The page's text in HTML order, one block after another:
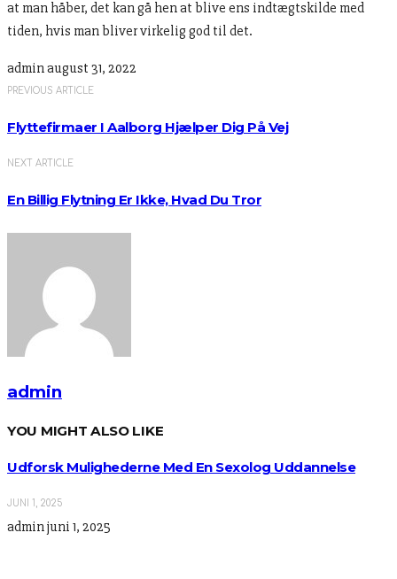
at man håber, det kan gå hen at blive ens indtægtskilde med
tiden, hvis man bliver virkelig god til det.
adminaugust 31, 2022
PREVIOUS ARTICLE
Flyttefirmaer I Aalborg Hjælper Dig På Vej
NEXT ARTICLE
En Billig Flytning Er Ikke, Hvad Du Tror
admin
YOU MIGHT ALSO LIKE
Udforsk Mulighederne Med En Sexolog Uddannelse
JUNI 1, 2025
adminjuni 1, 2025